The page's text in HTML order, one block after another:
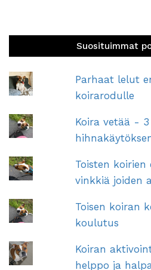
Suosituimmat
Parhaat lelut
koirarodulle
Koira vetää -
Toisten
vinkkiä joiden
Toisen koiran
koulutus
Koiran
helppo ja